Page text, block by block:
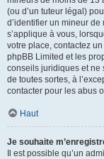
(ou d’un tuteur légal)
d’identifier un mineur
s’applique à vous,
votre place, contactez
phpBB Limited et les
conseils juridiques et ne
de toutes sortes, à
contacter pour les abus
Haut
Je souhaite
Il est possible qu’un